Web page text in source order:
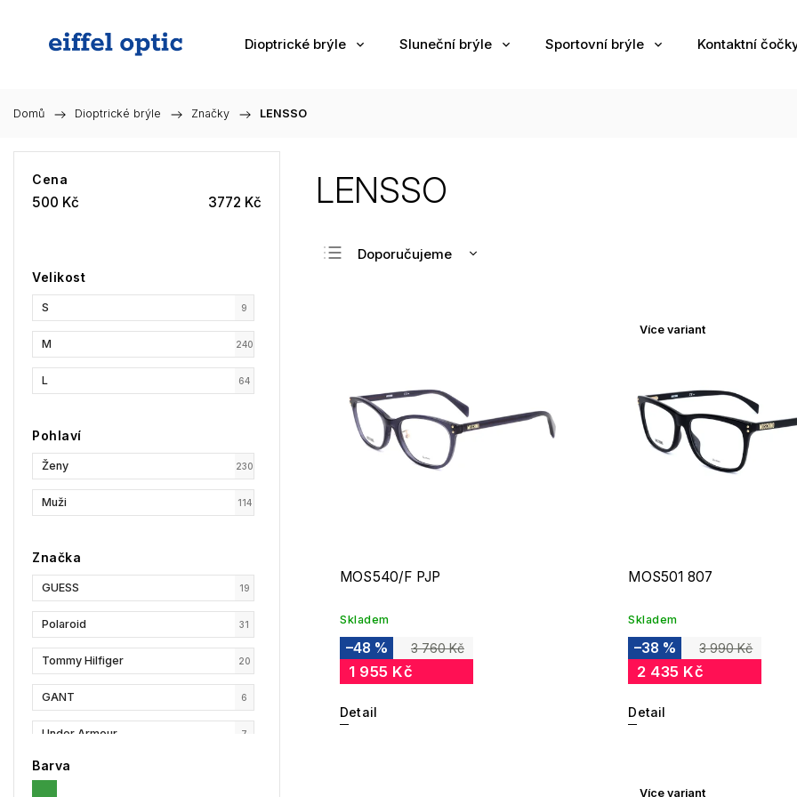
Dioptrické brýle Sluneční brýle Sportovní brýle Kontaktní
Domů / Dioptrické brýle / Značky / LENSSO
Cena
500 Kč 3772 Kč
Velikost
S 9
M 240
L 64
Pohlaví
Ženy 230
Muži 114
Značka
GUESS 19
Polaroid 31
Tommy Hilfiger 20
GANT 6
Under Armour 7
Privé Revaux
Barva
LENSSO
Doporučujeme
MOS540/F PJP
Skladem
3 760 Kč
–48 %
1 955 Kč
Detail
Více variant
MOS501 807
Skladem
3 990 Kč
–38 %
2 435 Kč
Detail
Více variant